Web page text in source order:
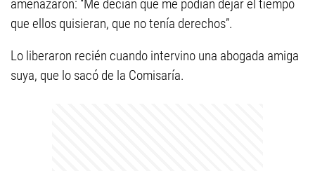
amenazaron: “Me decían que me podían dejar el tiempo
que ellos quisieran, que no tenía derechos”.
Lo liberaron recién cuando intervino una abogada amiga
suya, que lo sacó de la Comisaría.